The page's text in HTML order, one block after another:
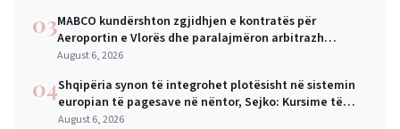
03MABCO kundërshton zgjidhjen e kontratës për
Aeroportin e Vlorës dhe paralajmëron arbitrazh
ndërkombëtar
August 6, 2026
04Shqipëria synon të integrohet plotësisht në sistemin
europian të pagesave në nëntor, Sejko: Kursime të
mëdha për qytetarët dhe bizneset
August 6, 2026